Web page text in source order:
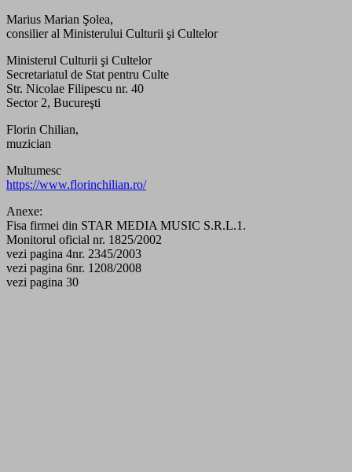
Marius Marian Şolea,
consilier al Ministerului Culturii şi Cultelor
Ministerul Culturii şi Cultelor
Secretariatul de Stat pentru Culte
Str. Nicolae Filipescu nr. 40
Sector 2, Bucureşti
Florin Chilian,
muzician
Multumesc
https://www.florinchilian.ro/
Anexe:
Fisa firmei din STAR MEDIA MUSIC S.R.L.1.
Monitorul oficial nr. 1825/2002
vezi pagina 4nr. 2345/2003
vezi pagina 6nr. 1208/2008
vezi pagina 30